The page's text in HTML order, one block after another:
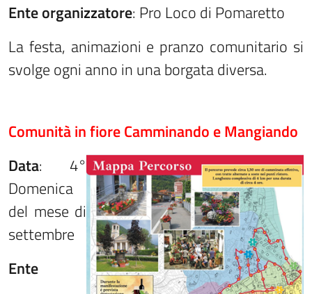
Ente organizzatore: Pro Loco di Pomaretto
La festa, animazioni e pranzo comunitario si
svolge ogni anno in una borgata diversa.
Comunità in fiore Camminando e Mangiando
Data: 4°
Domenica
del mese di
settembre
Ente